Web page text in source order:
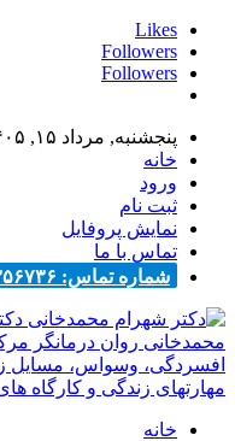
Likes
Followers
Followers
پنجشنبه, مرداد ۱۵, ۱۴۰۵
خانه
ورود
ثبت نام
نمایش پروفایل
تماس با ما
شماره تماس: ۰۲۱۸۸۳۵۶۷۳۶
محمدخانی روان درمانگر
افسردگی، وسواس، مسایل
مهارتهای زندگی و کارگاه
خانه